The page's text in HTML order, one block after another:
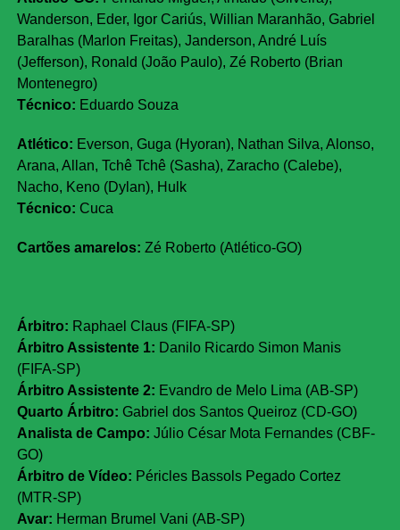
Wanderson, Eder, Igor Cariús, Willian Maranhão, Gabriel
Baralhas (Marlon Freitas), Janderson, André Luís
(Jefferson), Ronald (João Paulo), Zé Roberto (Brian
Montenegro)
Técnico: Eduardo Souza
Atlético: Everson, Guga (Hyoran), Nathan Silva, Alonso,
Arana, Allan, Tchê Tchê (Sasha), Zaracho (Calebe),
Nacho, Keno (Dylan), Hulk
Técnico: Cuca
Cartões amarelos: Zé Roberto (Atlético-GO)
Árbitro: Raphael Claus (FIFA-SP)
Árbitro Assistente 1: Danilo Ricardo Simon Manis
(FIFA-SP)
Árbitro Assistente 2: Evandro de Melo Lima (AB-SP)
Quarto Árbitro: Gabriel dos Santos Queiroz (CD-GO)
Analista de Campo: Júlio César Mota Fernandes (CBF-
GO)
Árbitro de Vídeo: Péricles Bassols Pegado Cortez
(MTR-SP)
Avar: Herman Brumel Vani (AB-SP)